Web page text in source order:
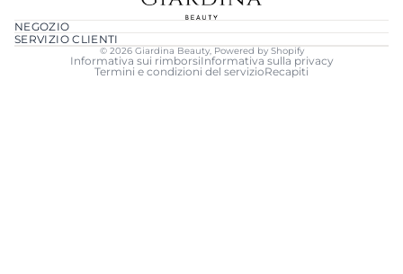
NEGOZIO
SERVIZIO CLIENTI
© 2026Giardina Beauty, Powered by Shopify
Informativa sui rimborsiInformativa sulla privacy
Termini e condizioni del servizioRecapiti